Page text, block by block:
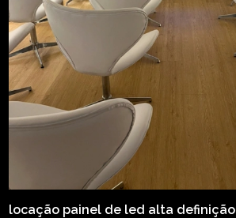
locação painel de led alta definição